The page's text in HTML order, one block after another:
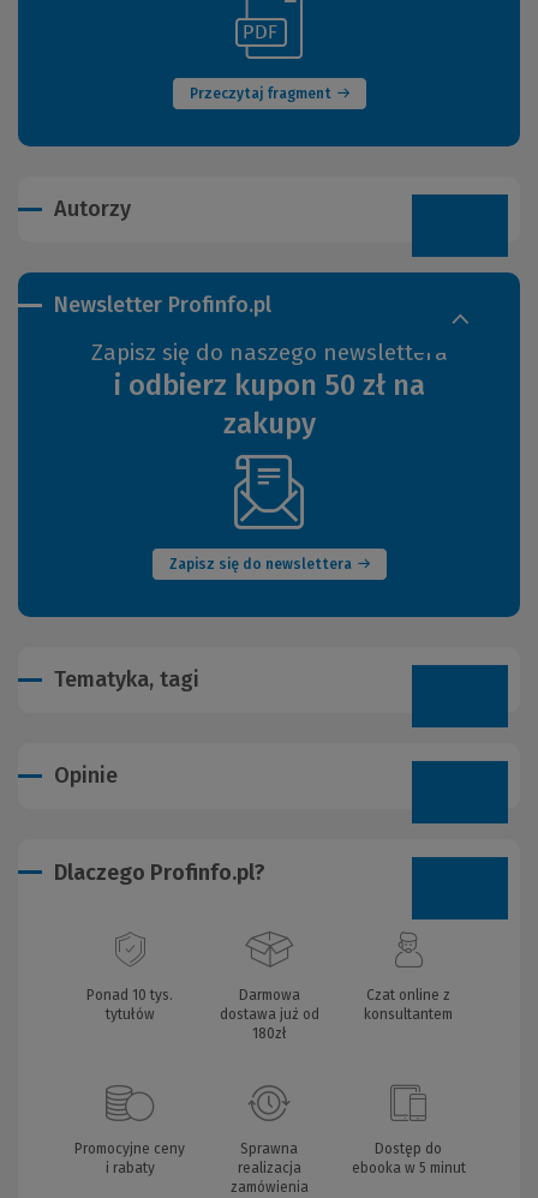
Przeczytaj fragment
(Nowe
okno)
innej
strony)
Autorzy
Newsletter Profinfo.pl
Zapisz się do naszego newslettera
i odbierz kupon 50 zł na
zakupy
Zapisz się do newslettera
(Nowe
okno)
Tematyka, tagi
Opinie
Dlaczego Profinfo.pl?
Ponad 10 tys.
tytułów
Darmowa
dostawa już od
180zł
Czat online z
konsultantem
Promocyjne ceny
i rabaty
Sprawna
realizacja
zamówienia
Dostęp do
ebooka w 5 minut